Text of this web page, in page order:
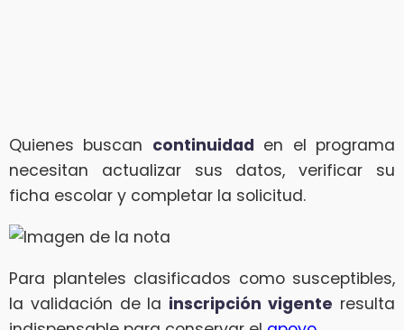
Quienes buscan continuidad en el programa
necesitan actualizar sus datos, verificar su
ficha escolar y completar la solicitud.
Para planteles clasificados como susceptibles,
la validación de la inscripción vigente resulta